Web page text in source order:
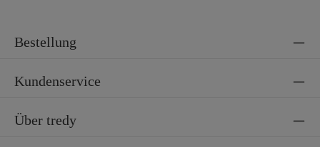
Bestellung
Kundenservice
Über tredy